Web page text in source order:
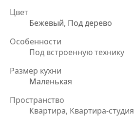
Цвет
Бежевый, Под дерево
Особенности
Под встроенную технику
Размер кухни
Маленькая
Пространство
Квартира, Квартира-студия